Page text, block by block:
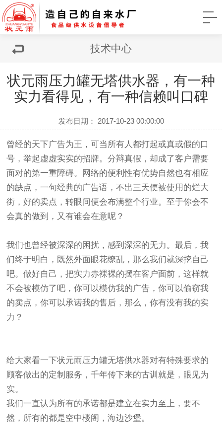
技术中心
状元雨压力罐无塔供水器，有一种
实力看得见，有一种信赖叫口碑
发布日期： 2017-10-23 00:00:00
曾经的天下广告为王，可当所有人都打起或真或假的口
号，举起虚虚实实的招牌。分辩真假，却成了客户需要
面对的第一重障碍。网络的便利性有优势自然也有相应
的缺点，一句经典的广告语，不出三天便被使用的烂大
街，好的卖点，转眼间便会布满整个行业。至于你会不
会真的做到，又有谁会在意呢？
我们也曾经被深深的困扰，感到深深的无力。最后，我
们终于明白，既然外面眼花缭乱，那么我们就深挖自己
吧。做好自己，把实力赤裸裸的摆在客户面前，这样就
不会被模仿了吧，你可以模仿我的广告，你可以偷窃我
的卖点，你可以承诺我的售后，那么，你有没有我的实
力？
给大家看一下状元雨压力罐无塔供水器对有特殊要求的
顾客做出的定制服务，千年传下来的古训就是，眼见为
实。
我们一直认为所有的承诺都是建立在实力至上，要不
然，所有的都是空中楼阁，海边沙堡。